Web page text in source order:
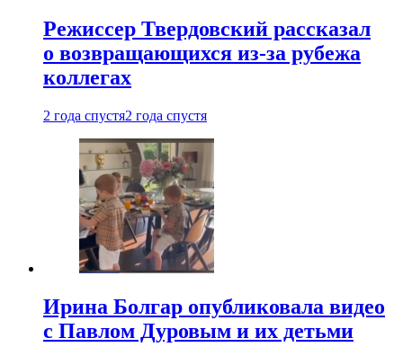
Режиссер Твердовский рассказал
о возвращающихся из-за рубежа
коллегах
2 года спустя2 года спустя
Ирина Болгар опубликовала видео
с Павлом Дуровым и их детьми